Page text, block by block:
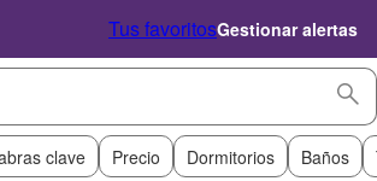
Tus favoritosGestionar alertas
clave Precio Dormitorios Baños